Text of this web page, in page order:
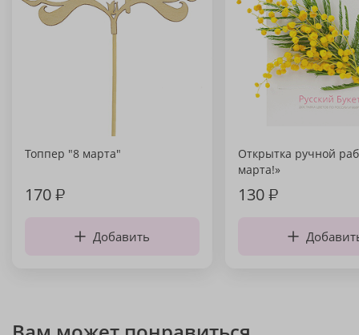
Топпер "8 марта"
170₽
Добавить
Открытка ручной
марта!»
130₽